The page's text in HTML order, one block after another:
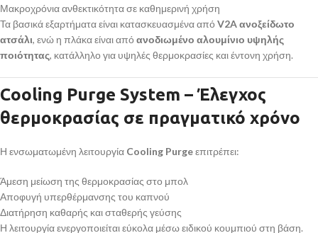
Μακροχρόνια ανθεκτικότητα σε καθημερινή χρήση
Τα βασικά εξαρτήματα είναι κατασκευασμένα από V2A ανοξείδωτο
ατσάλι, ενώ η πλάκα είναι από ανοδιωμένο αλουμίνιο υψηλής
ποιότητας, κατάλληλο για υψηλές θερμοκρασίες και έντονη χρήση.
Cooling Purge System – Έλεγχος
θερμοκρασίας σε πραγματικό χρόνο
Η ενσωματωμένη λειτουργία Cooling Purgeεπιτρέπει:
Άμεση μείωση της θερμοκρασίας στο μπολ
Αποφυγή υπερθέρμανσης του καπνού
Διατήρηση καθαρής και σταθερής γεύσης
Η λειτουργία ενεργοποιείται εύκολα μέσω ειδικού κουμπιού στη βάση.